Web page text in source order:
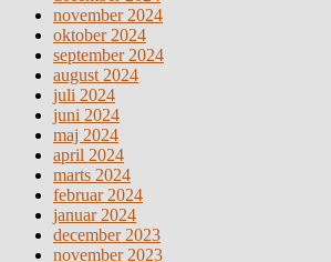
november 2024
oktober 2024
september 2024
august 2024
juli 2024
juni 2024
maj 2024
april 2024
marts 2024
februar 2024
januar 2024
december 2023
november 2023